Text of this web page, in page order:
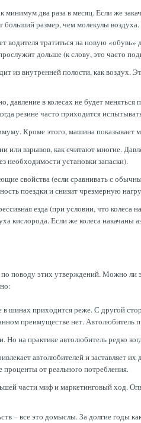
два раза в месяц. Если же
размер, чем молекулы
тратиться на новую
дольше (к слову, это часто
из внутренней полости, как воздух.
давление в колесах не будет
резине часто приходится
Кроме этого, машина
или взрывов, как считают многие.
необходимости установки запаски).
свойства (если сравнивать с
поездки и снизит чрезмерную
езда (при условии, что
кислорода. Если же колеса накачаны
поводу этих утверждений. Можно
шинах приходится реже. С другой
преимуществе нет. Автолюбитель
на практике автолюбитель редко
автолюбителей и заставляет
проценты от реального потребления.
части миф и маркетинговый ход.
– все это домыслы. За долгие годы